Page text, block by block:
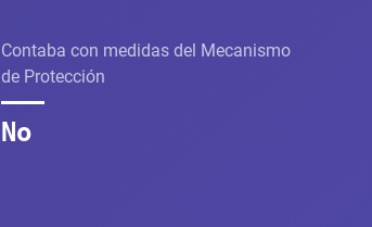
Contaba con medidas del Mecanismo
de Protección
No